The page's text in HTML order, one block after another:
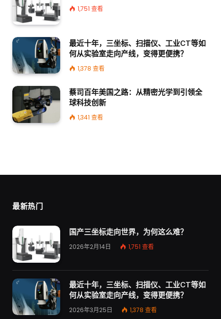
1,751 查看
最近十年，三坐标、扫描仪、工业CT等如
何从实验室走向产线，变得更便携？
1,378 查看
蔡司百年美国之路：从精密光学到引领全
球科技创新
1,341 查看
最新热门
国产三坐标走向世界，为何这么难？
2026年2月14日 1,751 查看
最近十年，三坐标、扫描仪、工业CT等如
何从实验室走向产线，变得更便携？
2026年3月25日 1,378 查看